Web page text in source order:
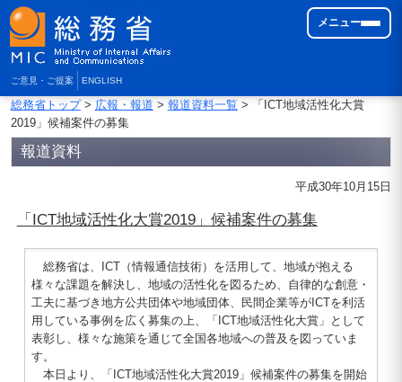
ご意見・ご提案 ENGLISH
メニュー
総務省トップ> 広報・報道 > 報道資料一覧> 「ICT地域活性化大賞
2019」候補案件の募集
報道資料
平成30年10月15日
「ICT地域活性化大賞2019」候補案件の募集
総務省は、ICT（情報通信技術）を活用して、地域が抱える
様々な課題を解決し、地域の活性化を図るため、自律的な創意・
工夫に基づき地方公共団体や地域団体、民間企業等がICTを利活
用している事例を広く募集の上、「ICT地域活性化大賞」として
表彰し、様々な施策を通じて全国各地域への普及を図っていま
す。
本日より、「ICT地域活性化大賞2019」候補案件の募集を開始